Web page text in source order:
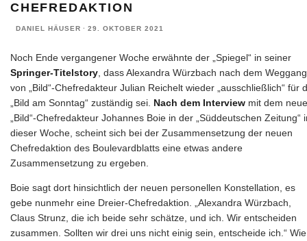
CHEFREDAKTION
DANIEL HÄUSER · 29. OKTOBER 2021
Noch Ende vergangener Woche erwähnte der „Spiegel“ in seiner
Springer-Titelstory, dass Alexandra Würzbach nach dem Weggang
von „Bild“-Chefredakteur Julian Reichelt wieder „ausschließlich“ für
„Bild am Sonntag“ zuständig sei. Nach dem Interview mit dem
„Bild“-Chefredakteur Johannes Boie in der „Süddeutschen Zeitung“
dieser Woche, scheint sich bei der Zusammensetzung der neuen
Chefredaktion des Boulevardblatts eine etwas andere
Zusammensetzung zu ergeben.
Boie sagt dort hinsichtlich der neuen personellen Konstellation, es
gebe nunmehr eine Dreier-Chefredaktion. „Alexandra Würzbach,
Claus Strunz, die ich beide sehr schätze, und ich. Wir entscheiden
zusammen. Sollten wir drei uns nicht einig sein, entscheide ich.“ Wie